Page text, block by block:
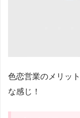
色恋営業のメリッ
な感じ！